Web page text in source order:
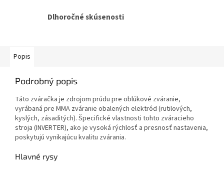
Dlhoročné skúsenosti
Popis
Podrobný popis
Táto zváračka je zdrojom prúdu pre oblúkové zváranie,
vyrábaná pre MMA zváranie obalených elektród (rutilových,
kyslých, zásaditých). Špecifické vlastnosti tohto zváracieho
stroja (INVERTER), ako je vysoká rýchlosť a presnosť nastavenia,
poskytujú vynikajúcu kvalitu zvárania.
Hlavné rysy